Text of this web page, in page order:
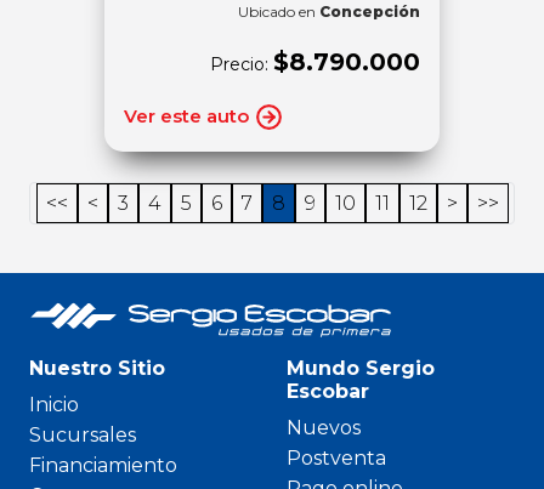
Ubicado en Concepción
Precio: $8.790.000
Ver este auto
<< < 3 4 5 6 7 8 9 10 11 12 > >>
Nuestro Sitio
Inicio
Sucursales
Financiamiento
Mundo Sergio
Escobar
Nuevos
Postventa